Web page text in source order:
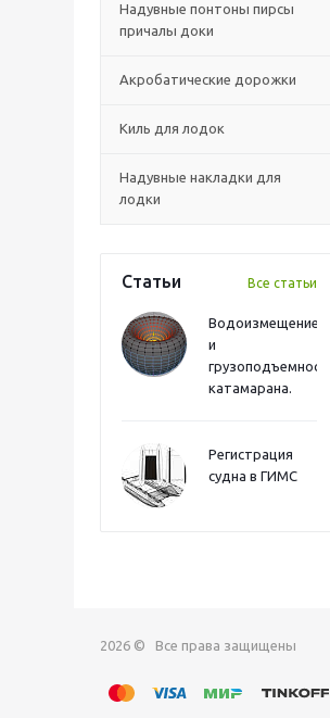
Надувные понтоны пирсы
причалы доки
Акробатические дорожки
Киль для лодок
Надувные накладки для
лодки
Статьи Все статьи
Водоизмещение
и
грузоподъемность
катамарана.
Регистрация
судна в ГИМС
2026 © Все права защищены